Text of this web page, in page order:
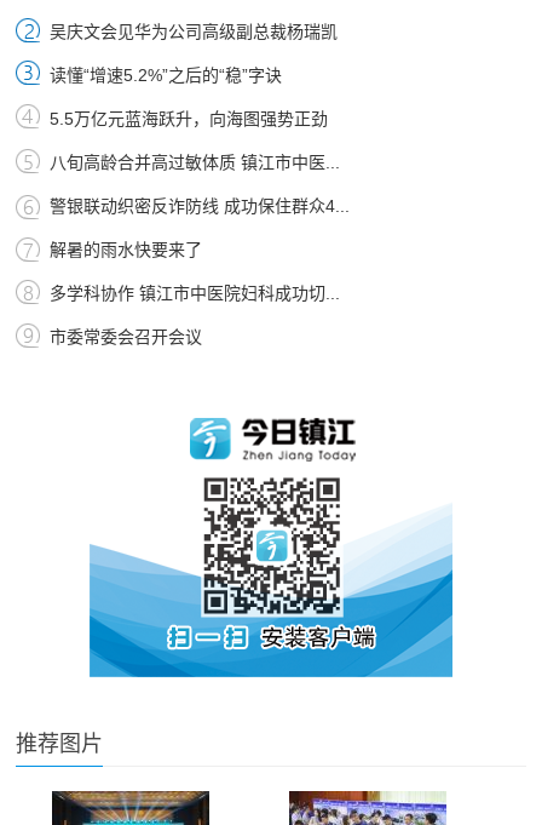
吴庆文会见华为公司高级副总裁杨瑞凯
读懂“增速5.2%”之后的“稳”字诀
5.5万亿元蓝海跃升，向海图强势正劲
八旬高龄合并高过敏体质 镇江市中医...
警银联动织密反诈防线 成功保住群众4...
解暑的雨水快要来了
多学科协作 镇江市中医院妇科成功切...
市委常委会召开会议
推荐图片